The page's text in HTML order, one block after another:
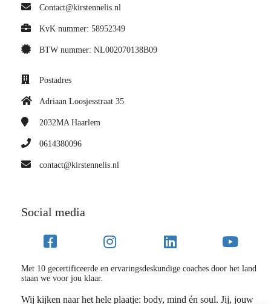
Contact@kirstennelis.nl
KvK nummer: 58952349
BTW nummer: NL002070138B09
Postadres
Adriaan Loosjesstraat 35
2032MA Haarlem
0614380096
contact@kirstennelis.nl
Social media
Met 10 gecertificeerde en ervaringsdeskundige coaches door het land
staan we voor jou klaar.
Wij kijken naar het hele plaatje: body, mind én soul. Jij, jouw